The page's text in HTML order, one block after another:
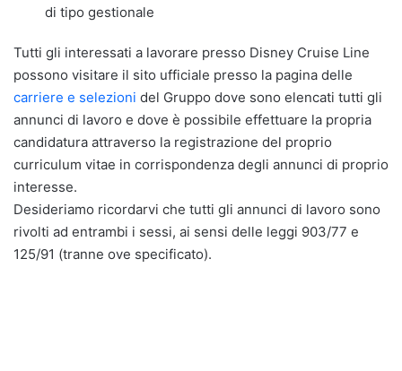
di tipo gestionale
Tutti gli interessati a lavorare presso Disney Cruise Line
possono visitare il sito ufficiale presso la pagina delle
carriere e selezioni del Gruppo dove sono elencati tutti gli
annunci di lavoro e dove è possibile effettuare la propria
candidatura attraverso la registrazione del proprio
curriculum vitae in corrispondenza degli annunci di proprio
interesse.
Desideriamo ricordarvi che tutti gli annunci di lavoro sono
rivolti ad entrambi i sessi, ai sensi delle leggi 903/77 e
125/91 (tranne ove specificato).